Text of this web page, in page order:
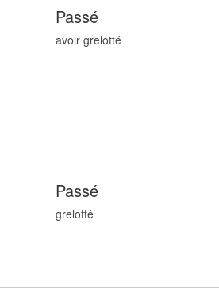
Passé
avoir grelotté
Passé
grelotté